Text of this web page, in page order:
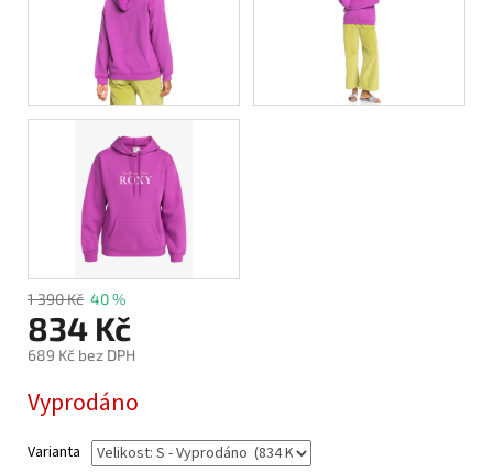
1 390 Kč 40 %
834 Kč
689 Kč bez DPH
cena:
Vyprodáno
Varianta